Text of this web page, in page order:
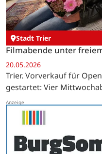
Stadt Trier
Filmabende unter
20.05.2026
Trier. Vorverkauf für
gestartet: Vier